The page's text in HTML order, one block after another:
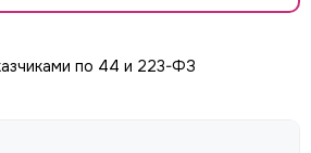
по 44 и 223-ФЗ